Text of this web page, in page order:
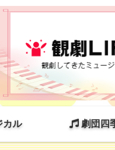
カル 劇団四